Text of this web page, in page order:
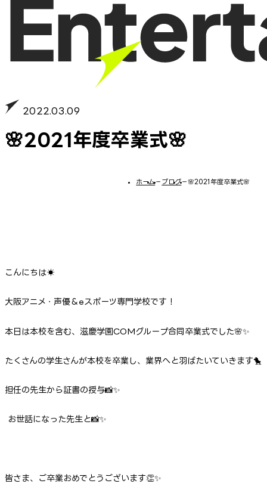
2022.03.09
🌸2021年度卒業式🌸
ホーム− ブログ−🌸2021年度卒業式🌸
こんにちは☀
大阪アニメ・声優＆eスポーツ専門学校です！
本日は本校を含む、滋慶学園COMグループ合同卒業式でした🌸✨
たくさんの学生さんが本校を卒業し、業界へと羽ばたいていきます🐤
担任の先生から証書の授与📸✨
お世話になった先生と📸✨
皆さま、ご卒業おめでとうございます👏✨